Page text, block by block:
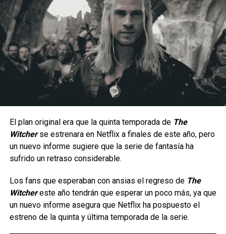
Un estilo arriesgado y difícil de dominar.
Al ser una peleadora cuyo estilo de juego se enfoca en la
constante presión a corta distancia, la hace un personaje
con una jugabilidad muy arriesgada ya que por lo mismo no
hay margen para errores, puesto que una combo fallido
significa una ventana muy corta para recuperarse antes de
que el oponente contraataque; aunque en manos
experimentadas puede generar una presión constante
gracias a su velocidad, movilidad y capacidad para alternar
La serie da inicio a una etapa totalmente nueva de
aventuras en cómic para el icónico arqueólogo,
ambientada en la época de las películas originales que
Tras los sucesos deEn busca del arca perdida, los
villanos más infames de Indy —incluido el improbable
regreso de un archienemigo— buscan una nueva y
El plan original era que la quinta temporada de The
Witcher se estrenara en Netflix a finales de este año, pero
un nuevo informe sugiere que la serie de fantasía ha
sufrido un retraso considerable.
Los fans que esperaban con ansias el regreso de The
Witcher este año tendrán que esperar un poco más, ya que
un nuevo informe asegura que Netflix ha pospuesto el
estreno de la quinta y última temporada de la serie.